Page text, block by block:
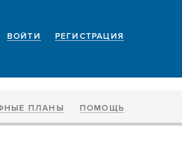
РЕГИСТРАЦИЯ
ВОЙТИ
ПЛАНЫ ПОМОЩЬ